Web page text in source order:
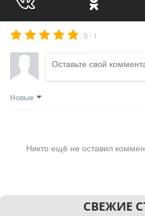
5 / 1
Новые
Никто ещё не оставил
СВЕЖИЕ